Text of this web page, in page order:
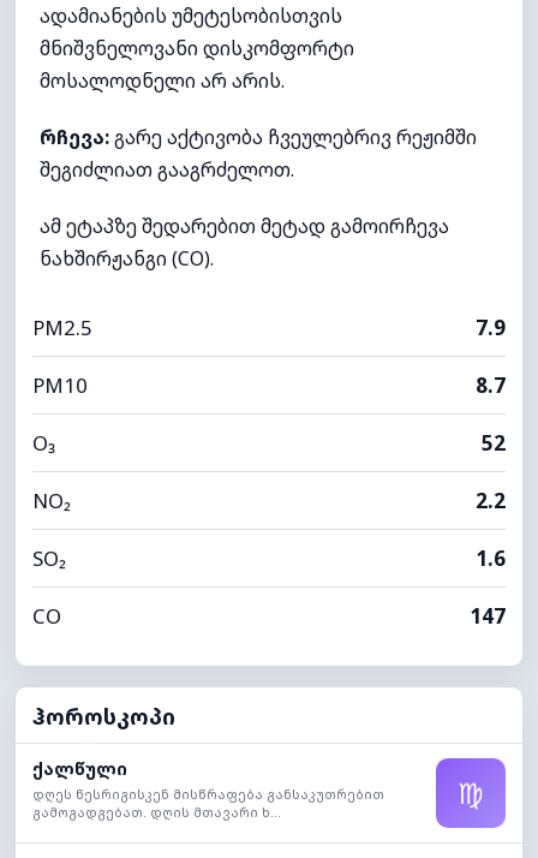
ადამიანების უმეტესობისთვის
მნიშვნელოვანი დისკომფორტი
მოსალოდნელი არ არის.
რჩევა:გარე აქტივობა ჩვეულებრივ რეჟიმში
შეგიძლიათ გააგრძელოთ.
ამ ეტაპზე შედარებით მეტად გამოირჩევა
ნახშირჟანგი (CO).
PM2.5 7.9
PM10 8.7
O₃ 52
NO₂ 2.2
SO₂ 1.6
CO 147
ჰოროსკოპი
ქალწული
დღეს წესრიგისკენ მისწრაფება განსაკუთრებით
გამოგადგებათ. დღის მთავარი ხ...
♍